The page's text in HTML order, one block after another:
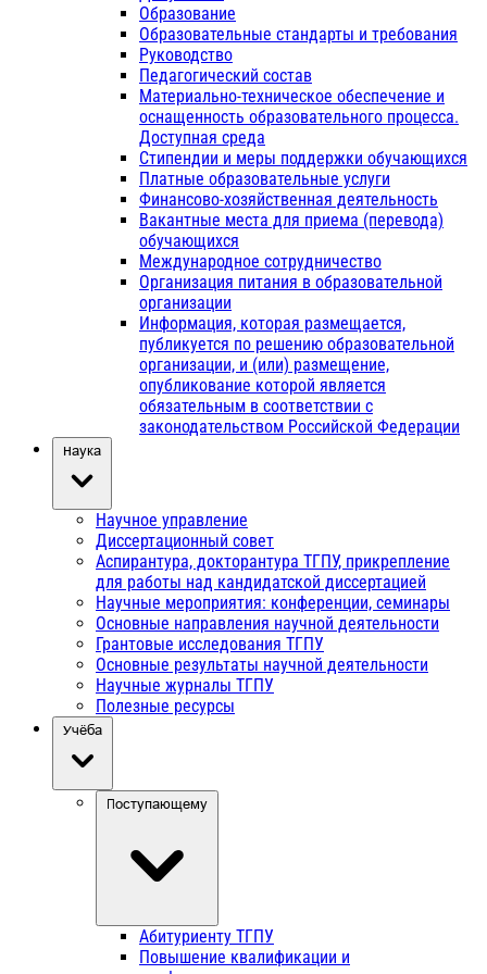
Образование
Образовательные стандарты и требования
Руководство
Педагогический состав
Материально-техническое обеспечение и
оснащенность образовательного процесса.
Доступная среда
Стипендии и меры поддержки обучающихся
Платные образовательные услуги
Финансово-хозяйственная деятельность
Вакантные места для приема (перевода)
обучающихся
Международное сотрудничество
Организация питания в образовательной
организации
Информация, которая размещается,
публикуется по решению образовательной
организации, и (или) размещение,
опубликование которой является
обязательным в соответствии с
законодательством Российской Федерации
Наука
Научное управление
Диссертационный совет
Аспирантура, докторантура ТГПУ, прикрепление
для работы над кандидатской диссертацией
Научные мероприятия: конференции, семинары
Основные направления научной деятельности
Грантовые исследования ТГПУ
Основные результаты научной деятельности
Научные журналы ТГПУ
Полезные ресурсы
Учёба
Поступающему
Абитуриенту ТГПУ
Повышение квалификации и